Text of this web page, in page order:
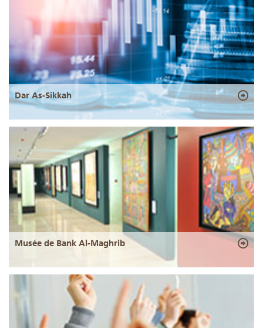
Dar As-Sikkah
Musée de Bank Al-Maghrib